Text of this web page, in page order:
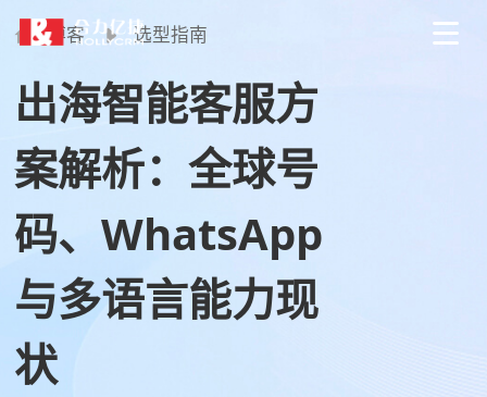
博客 选型指南
出海智能客服方
案解析：全球号
码、WhatsApp
与多语言能力现
状